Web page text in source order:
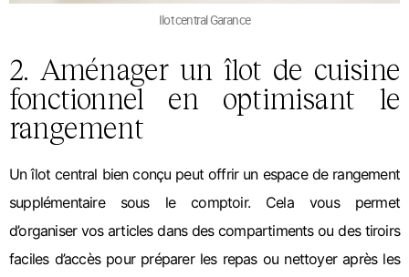
Ilot central Garance
2. Aménager un îlot de cuisine
fonctionnel en optimisant le
rangement
Un îlot central bien conçu peut offrir un espace de rangement
supplémentaire sous le comptoir. Cela vous permet
d’organiser vos articles dans des compartiments ou des tiroirs
faciles d’accès pour préparer les repas ou nettoyer après les